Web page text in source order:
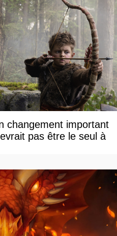
changement important
pas être le seul à